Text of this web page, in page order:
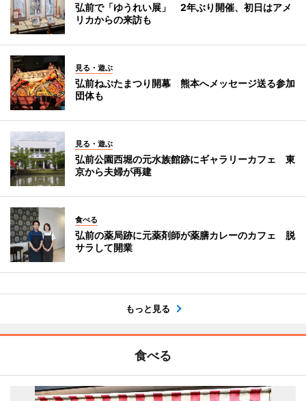
弘前で「ゆうれい展」 2年ぶり開催、初日はアメ
リカからの来訪も
見る・遊ぶ
弘前ねぷたまつり開幕 熊本へメッセージ送る参加
団体も
見る・遊ぶ
弘前公園西堀の元水族館跡にギャラリーカフェ 東
京から夫婦が再建
食べる
弘前の薬局跡に元薬剤師が薬膳カレーのカフェ 脱
サラして開業
もっと見る
食べる